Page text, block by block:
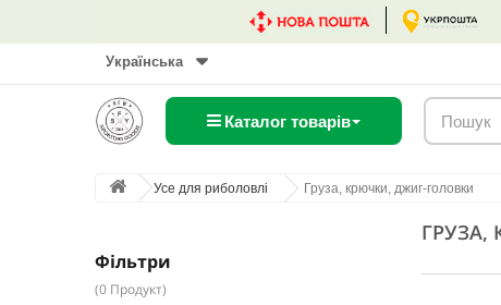
Українська
Каталог товарів
Усе для риболовлі Груза, крючки, джиг-головки
Фільтри
(0 Продукт)